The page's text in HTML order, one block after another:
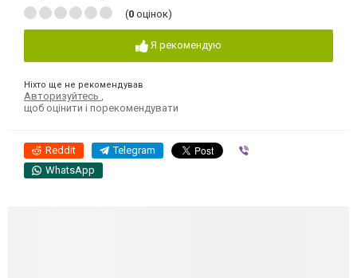
(0 оцінок)
Я рекомендую
Ніхто ще не рекомендував
Авторизуйтесь
щоб оцінити і порекомендувати
Reddit Telegram
WhatsApp